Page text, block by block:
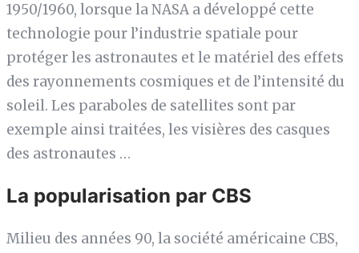
1950/1960, lorsque la NASA a développé cette
technologie pour l’industrie spatiale pour
protéger les astronautes et le matériel des effets
des rayonnements cosmiques et de l’intensité du
soleil. Les paraboles de satellites sont par
exemple ainsi traitées, les visières des casques
des astronautes …
La popularisation par CBS
Milieu des années 90, la société américaine CBS,